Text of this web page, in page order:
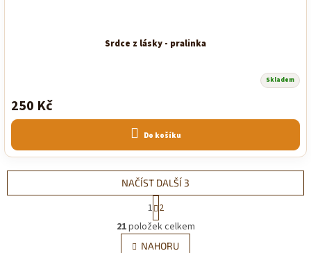
Srdce z lásky - pralinka
produktu
je
5,0
5
hvězdiček.
Skladem
250 Kč
Do košíku
O
v
l
NAČÍST DALŠÍ 3
t
r
á
n
1 2
21položek celkem
NAHORU